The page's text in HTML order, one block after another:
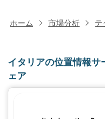
ホーム 市場分析 テ
イタリアの位置情報
ェア